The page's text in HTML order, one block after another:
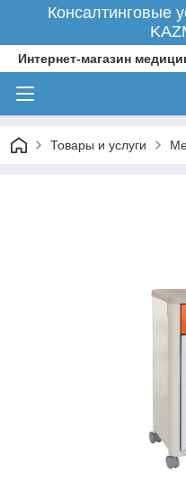
Консалтинговые
Интернет-магазин
Товары и услуги